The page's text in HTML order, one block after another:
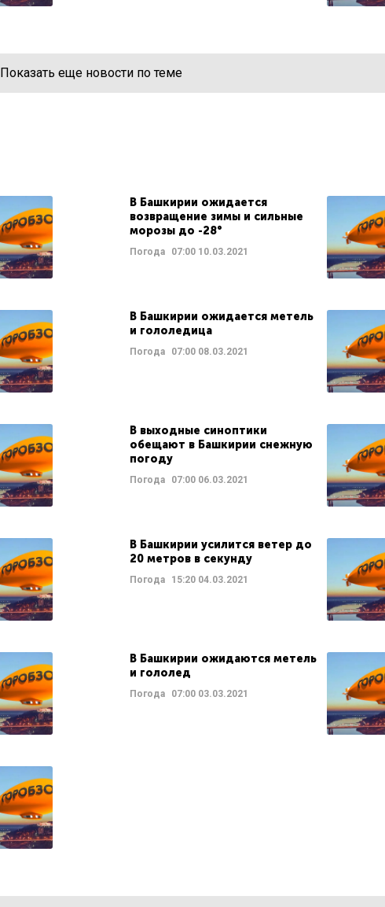
Показать еще новости по теме
В Башкирии ожидается
возвращение зимы и сильные
морозы до -28°
Погода 07:0010.03.2021
В Башкирии ожидается метель
и гололедица
Погода 07:0008.03.2021
В выходные синоптики
обещают в Башкирии снежную
погоду
Погода 07:0006.03.2021
В Башкирии усилится ветер до
20 метров в секунду
Погода 15:2004.03.2021
В Башкирии ожидаются метель
и гололед
Погода 07:0003.03.2021